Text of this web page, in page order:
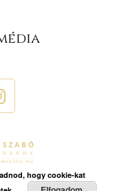
hogy cookie-kat